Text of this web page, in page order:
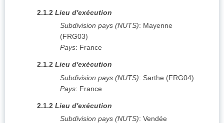
2.1.2 Lieu d'exécution
Subdivision pays (NUTS): Mayenne
(FRG03)
Pays: France
2.1.2 Lieu d'exécution
Subdivision pays (NUTS): Sarthe (FRG04)
Pays: France
2.1.2 Lieu d'exécution
Subdivision pays (NUTS): Vendée